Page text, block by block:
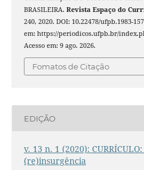
BRASILEIRA. Revista Espaço do
240, 2020. DOI: 10.22478/ufpb.1983-
em: https://periodicos.ufpb.br/
Acesso em: 9 ago. 2026.
Fomatos de Citação
EDIÇÃO
v. 13 n. 1 (2020):
(re)insurgência